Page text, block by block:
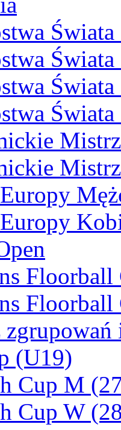
Floorball
Floorball
(U19)
Cup M
Cup W